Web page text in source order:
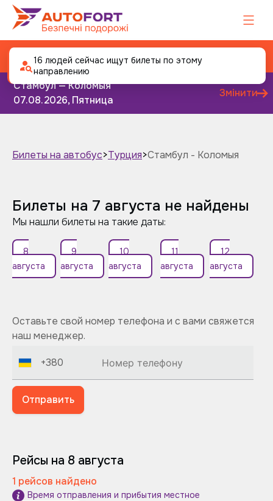
Автобус Стамбул - Коломыя
Стамбул — Коломыя
07.08.2026, Пятница
Змінити
Билеты на автобус>Турция>Стамбул - Коломыя
Билеты на 7 августа не найдены
Мы нашли билеты на такие даты:
8
августа
9
августа
10
августа
11
августа
12
августа
Оставьте свой номер телефона и с вами свяжется
наш менеджер.
+380
Отправить
16 людей сейчас ищут билеты по этому
направлению
Рейсы на 8 августа
1 рейсов найдено
Время отправления и прибытия местное